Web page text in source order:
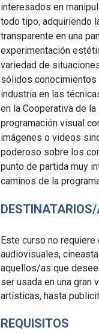
interesados en
todo tipo, adquiriendo
transparente en una
experimentación
variedad de
sólidos conocimientos
industria en las
en la Cooperativa de
programación visual
imágenes o videos
poderoso sobre los
punto de partida muy
caminos de la
Este curso no
audiovisuales,
aquellos/as que
ser usada en una
artísticas, hasta
REQUISITOS